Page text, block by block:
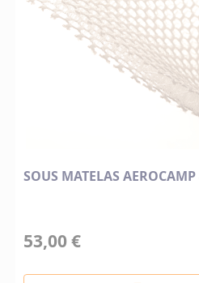
SOUS MATELAS
53,00 €